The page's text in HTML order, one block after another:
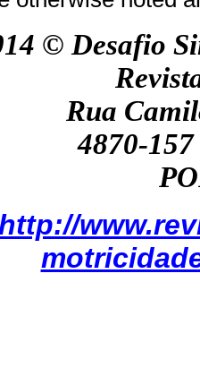
© Desafio
Rua
4870-